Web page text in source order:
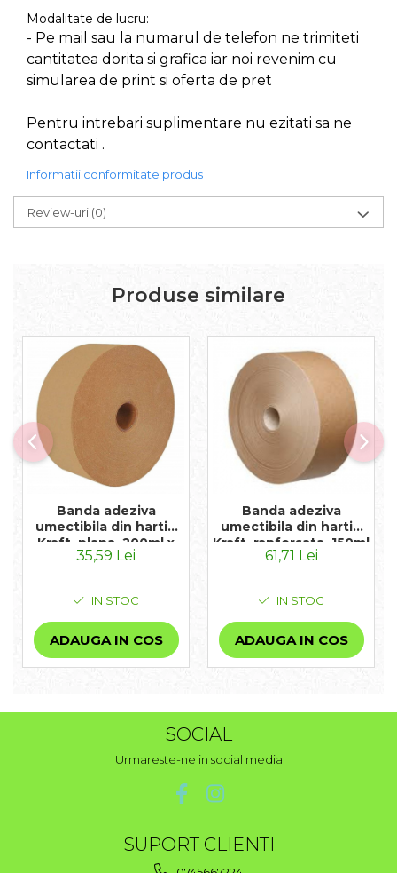
Modalitate de lucru:
- Pe mail sau la numarul de telefon ne trimiteti
cantitatea dorita si grafica iar noi revenim cu
simularea de print si oferta de pret
Pentru intrebari suplimentare nu ezitati sa ne
contactati .
Informatii conformitate produs
Review-uri (0)
Produse similare
Banda adeziva
umectibila din hartie
Kraft, plana, 200ml x
70mm
35,59 Lei
IN STOC
ADAUGA IN COS
Banda adeziva
umectibila din hartie
Kraft, ranforsata, 150ml
x 60mm
61,71 Lei
IN STOC
ADAUGA IN COS
SOCIAL
Urmareste-ne in social media
SUPORT CLIENTI